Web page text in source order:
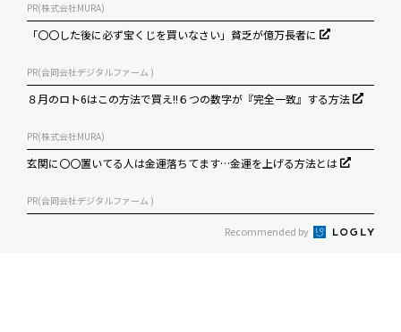
PR(株式会社MURA)
「〇〇した後に必ず宝くじを買いなさい」貧乏が億万長者に
PR(合同会社デジタルファーム )
８月のロト6はこの方法で買え!!６つの数字が『完全一致』する方法
PR(株式会社MURA)
玄関に〇〇置いてる人は金運落ちてます…金運を上げる方法とは
PR(合同会社デジタルファーム )
Recommended by